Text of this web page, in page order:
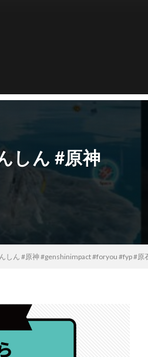
しん #原神
しん #原神 #genshinimpact #foryou #fyp #原